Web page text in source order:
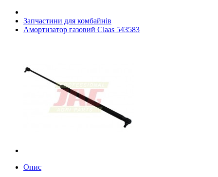
Запчастини для комбайнів
Амортизатор газовий Claas 543583
Опис